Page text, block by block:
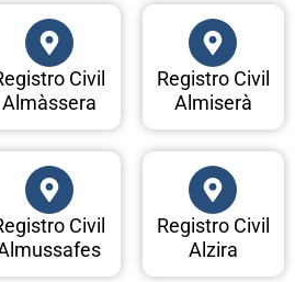
Civil
Almàssera
Registro Civil
Almiserà
Civil
Registro Civil
Alzira